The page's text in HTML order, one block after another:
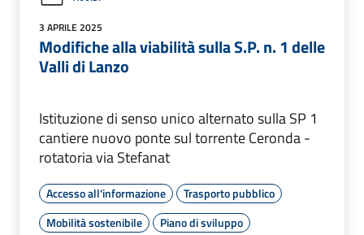
3 APRILE 2025
Modifiche alla viabilità sulla S.P. n. 1 delle
Valli di Lanzo
Istituzione di senso unico alternato sulla SP 1
cantiere nuovo ponte sul torrente Ceronda -
rotatoria via Stefanat
Accesso all'informazione
Trasporto pubblico
Mobilità sostenibile
Piano di sviluppo